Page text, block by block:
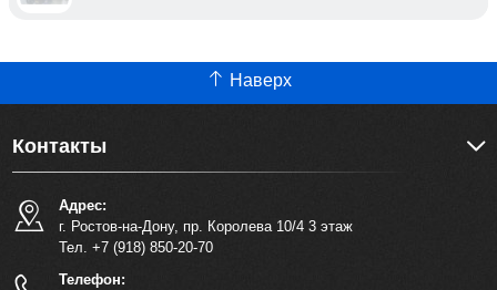
Наверх
Контакты
Адрес:
г. Ростов-на-Дону, пр. Королева 10/4 3 этаж
Тел. +7 (918) 850-20-70
Телефон: